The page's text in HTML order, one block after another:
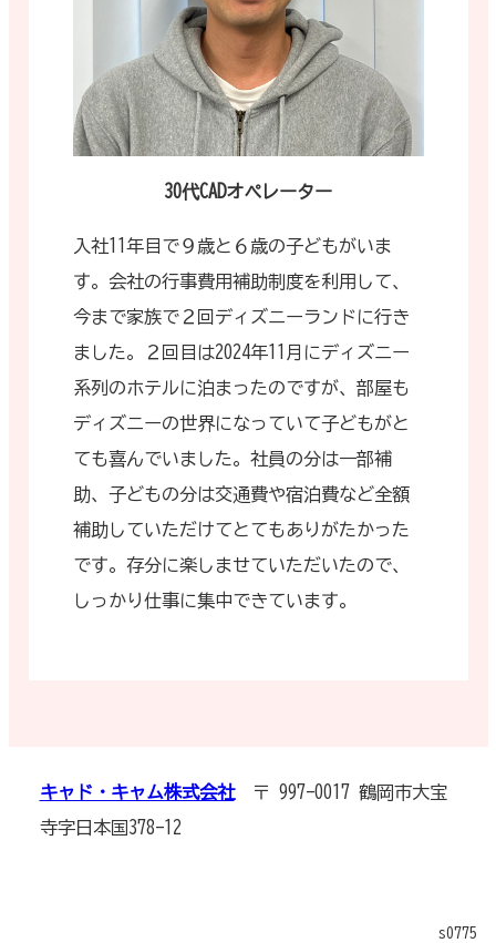
30代CADオペレーター
入社11年目で９歳と６歳の子どもがいま
す。会社の行事費用補助制度を利用して、
今まで家族で２回ディズニーランドに行き
ました。２回目は2024年11月にディズニー
系列のホテルに泊まったのですが、部屋も
ディズニーの世界になっていて子どもがと
ても喜んでいました。社員の分は一部補
助、子どもの分は交通費や宿泊費など全額
補助していただけてとてもありがたかった
です。存分に楽しませていただいたので、
しっかり仕事に集中できています。
キャド・キャム株式会社〒 997-0017 鶴岡市大宝
寺字日本国378-12
s0775